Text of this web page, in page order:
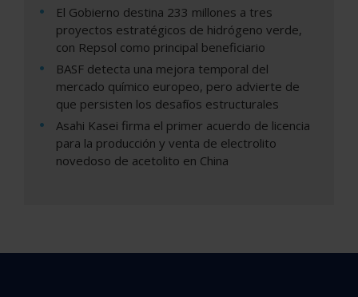
El Gobierno destina 233 millones a tres
proyectos estratégicos de hidrógeno verde,
con Repsol como principal beneficiario
BASF detecta una mejora temporal del
mercado químico europeo, pero advierte de
que persisten los desafíos estructurales
Asahi Kasei firma el primer acuerdo de licencia
para la producción y venta de electrolito
novedoso de acetolito en China